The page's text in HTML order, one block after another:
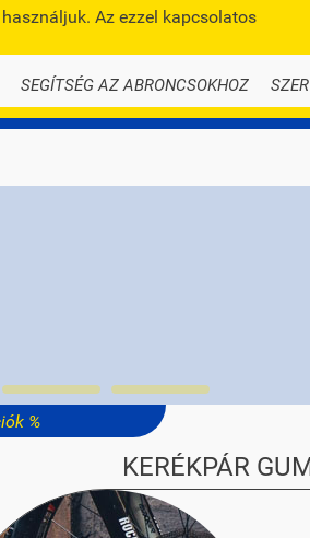
Az ezzel kapcsolatos
info@teli-nyari-
SEGÍTSÉG AZ ABRONCSOKHOZ
%
KERÉKPÁR